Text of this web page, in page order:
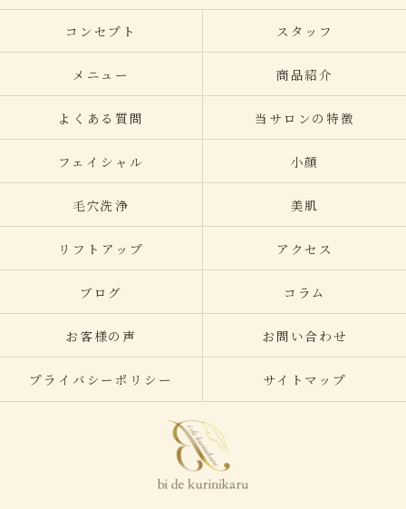
コンセプト スタッフ
メニュー 商品紹介
よくある質問 当サロンの特徴
フェイシャル 小顔
毛穴洗浄 美肌
リフトアップ アクセス
ブログ コラム
お客様の声 お問い合わせ
プライバシーポリシー サイトマップ